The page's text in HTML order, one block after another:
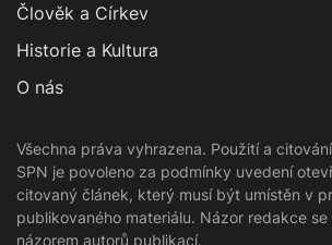
Člověk a Církev
Historie a Kultura
O nás
Všechna práva vyhrazena. Použití a
SPN je povoleno za podmínky uvedení
citovaný článek, který musí být umístěn v
publikovaného materiálu. Názor redakce
názorem autorů publikací.